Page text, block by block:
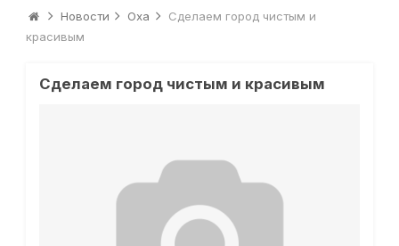
Новости Оха
Сделаем город чистым и
красивым
Сделаем город чистым и красивым